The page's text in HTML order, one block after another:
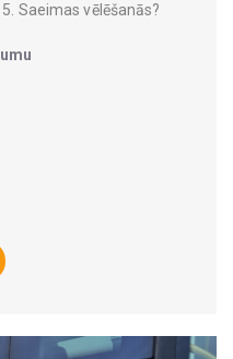
Saeimas vēlēšanās?